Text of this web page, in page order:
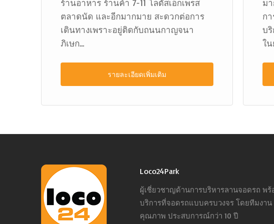
ร้านอาหาร ร้านค้า 7-11 โลตัสเอ็กเพรส
ตลาดนัด และอีกมากมาย สะดวกต่อการ
เดินทางเพราะอยู่ติดกับถนนกาญจนา
ภิเษก...
รายละเอียดเพิ่มเติม
ม
ก
บ
ใน
Loco24Park
ผู้เชี่ยวชาญด้านการบริหารลานจอดรถ พร้
บริการที่จอดรถแบบครบวงจร โดยทีมงาน
คุณภาพ ประสบการณ์กว่า 10 ปี